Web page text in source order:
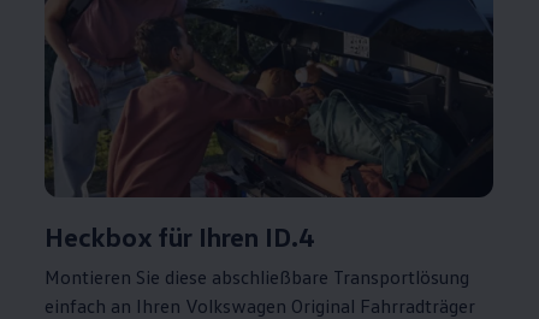
Heckbox für Ihren ID.4
Montieren Sie diese abschließbare Transportlösung
einfach an Ihren Volkswagen Original Fahrradträger